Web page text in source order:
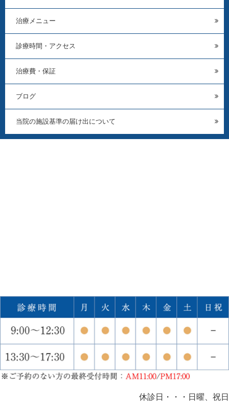
治療メニュー
診療時間・アクセス
治療費・保証
ブログ
当院の施設基準の届け出について
休診日・・・日曜、祝日